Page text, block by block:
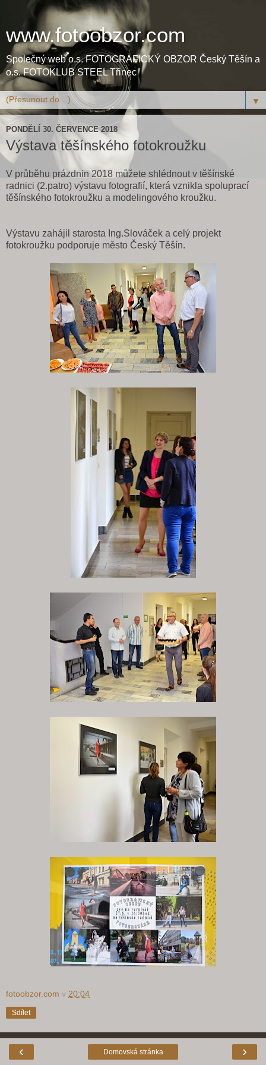
www.fotoobzor.com
Společný web o.s. FOTOGRAFICKÝ OBZOR Český Těšín a
o.s. FOTOKLUB STEEL Třinec
▼
PONDĚLÍ 30. ČERVENCE 2018
Výstava těšínského fotokroužku
V průběhu prázdnin 2018 můžete shlédnout v těšínské
radnici (2.patro) výstavu fotografií, která vznikla spoluprací
těšínského fotokroužku a modelingového kroužku.
Výstavu zahájil starosta Ing.Slováček a celý projekt
fotokroužku podporuje město Český Těšín.
fotoobzor.com v 20:04
Sdílet
‹ ›
Domovská stránka